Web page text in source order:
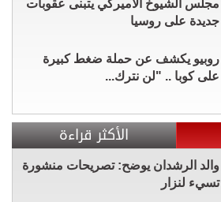
مجلس الشيوخ الأميركي يتبنى عقوبات
جديدة على روسيا
روبيو يكشف عن حملة ضغط كبيرة
على كوبا .. "لن نترك...
الأكثر قراءة
والد الرشدان يوضح: تصريحات منشورة
تسيء لنزار